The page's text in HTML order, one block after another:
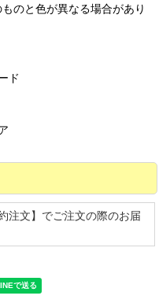
のと色が異なる場合があり
ド
注文】でご注文の際のお届